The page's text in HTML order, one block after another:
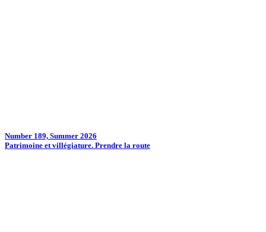
Number 189, Summer 2026
Patrimoine et villégiature. Prendre la route